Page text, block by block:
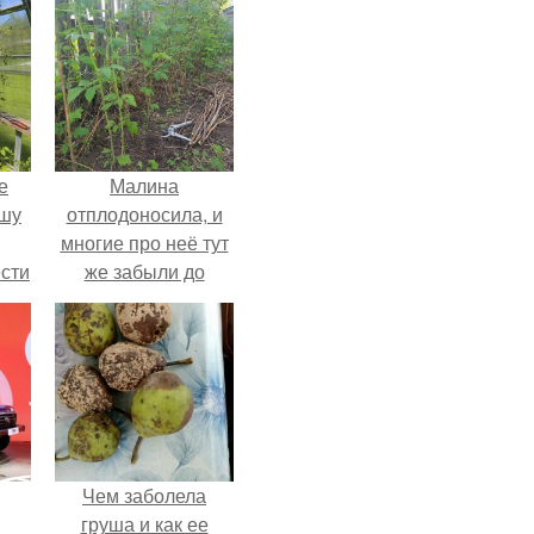
Малина
отплодоносила, и
многие про неё тут
же забыли до
следующего лета.
Чем заболела
груша и как ее